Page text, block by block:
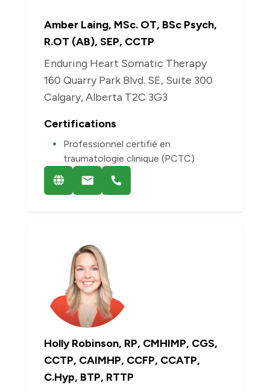
Amber Laing, MSc. OT, BSc Psych,
R.OT (AB), SEP, CCTP
Enduring Heart Somatic Therapy
160 Quarry Park Blvd. SE, Suite 300
Calgary, Alberta T2C 3G3
Certifications
Professionnel certifié en
traumatologie clinique (PCTC)
Holly Robinson, RP, CMHIMP, CGS,
CCTP, CAIMHP, CCFP, CCATP,
C.Hyp, BTP, RTTP